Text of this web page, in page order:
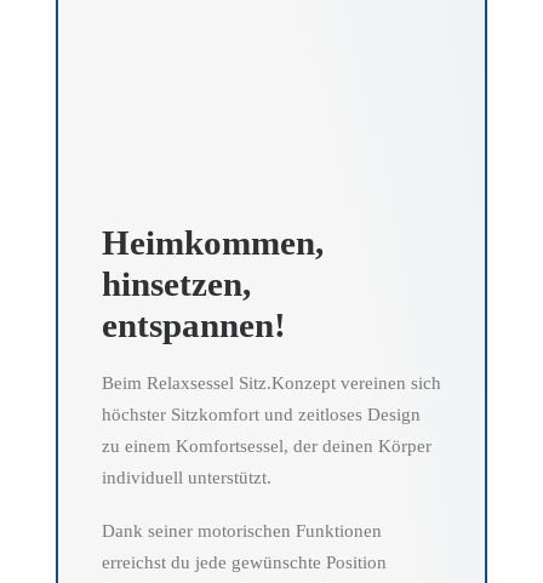
Heimkommen,
hinsetzen,
entspannen!
Beim Relaxsessel Sitz.Konzept vereinen sich
höchster Sitzkomfort und zeitloses Design
zu einem Komfortsessel, der deinen Körper
individuell unterstützt.
Dank seiner motorischen Funktionen
erreichst du jede gewünschte Position